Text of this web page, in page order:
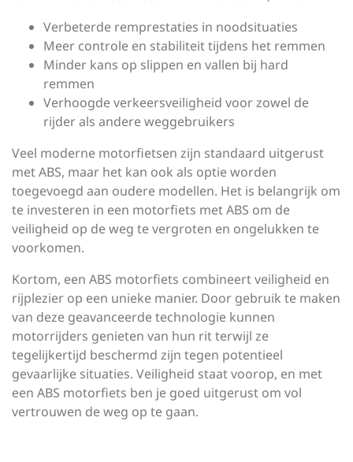
Verbeterde remprestaties in noodsituaties
Meer controle en stabiliteit tijdens het remmen
Minder kans op slippen en vallen bij hard
remmen
Verhoogde verkeersveiligheid voor zowel de
rijder als andere weggebruikers
Veel moderne motorfietsen zijn standaard uitgerust
met ABS, maar het kan ook als optie worden
toegevoegd aan oudere modellen. Het is belangrijk om
te investeren in een motorfiets met ABS om de
veiligheid op de weg te vergroten en ongelukken te
voorkomen.
Kortom, een ABS motorfiets combineert veiligheid en
rijplezier op een unieke manier. Door gebruik te maken
van deze geavanceerde technologie kunnen
motorrijders genieten van hun rit terwijl ze
tegelijkertijd beschermd zijn tegen potentieel
gevaarlijke situaties. Veiligheid staat voorop, en met
een ABS motorfiets ben je goed uitgerust om vol
vertrouwen de weg op te gaan.